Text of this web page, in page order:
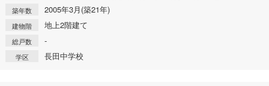
築年数 2005年3月(築21年)
建物階 地上2階建て
総戸数 -
学区 長田中学校